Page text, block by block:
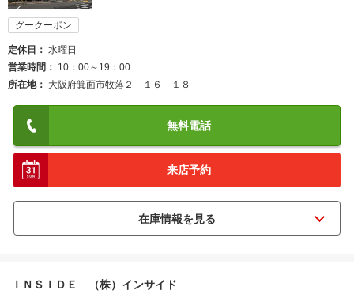
グークーポン
定休日
水曜日
営業時間
10：00～19：00
所在地
大阪府箕面市牧落２－１６－１８
無料電話
来店予約
ＩＮＳＩＤＥ （株）インサイド